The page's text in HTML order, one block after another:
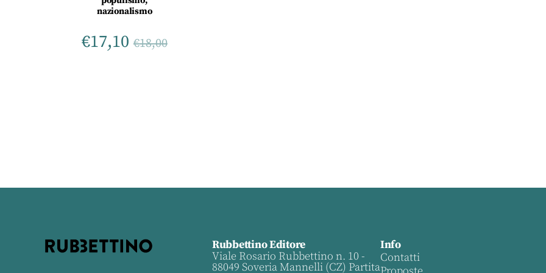
nazionalismo
€17,10 €18,00
Rubbettino Editore
Viale Rosario Rubbettino n. 10 -
88049 Soveria Mannelli (CZ) Partita
Info
Contatti